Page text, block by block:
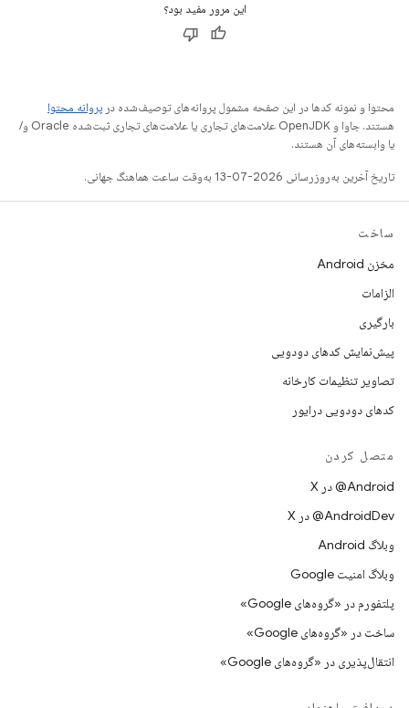
این مرور مفید بود؟
محتوا و نمونه کدها در این صفحه مشمول پروانه‌های توصیف‌شده در پروانه محتوا
هستند. جاوا و OpenJDK علامت‌های تجاری یا علامت‌های تجاری ثبت‌شده Oracle و/
یا وابسته‌های آن هستند.
تاریخ آخرین به‌روزرسانی 2026-07-13 به‌وقت ساعت هماهنگ جهانی.
ساخت
مخزن Android
الزامات
بارگیری
پیش‌نمایش کدهای دودویی
تصاویر تنظیمات کارخانه
کدهای دودویی درایور
متصل کردن
‫‎@Android در X
‫‎@AndroidDev در X
وبلاگ Android
وبلاگ امنیت Google
پلتفورم در «گروه‌های Google»
ساخت در «گروه‌های Google»
انتقال‌پذیری در «گروه‌های Google»